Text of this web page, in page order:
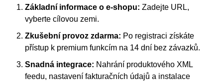
Základní informace o e-shopu: Zadejte URL,
vyberte cílovou zemi.
Zkušební provoz zdarma: Po registraci získáte
přístup k premium funkcím na 14 dní bez závazků.
Snadná integrace: Nahrání produktového XML
feedu, nastavení fakturačních údajů a instalace